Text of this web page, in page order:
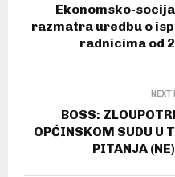
Ekonomsko-
razmatra uredbu o
radnicima od
NEXT
BOSS:
OPĆINSKOM SUDU U
PITANJA